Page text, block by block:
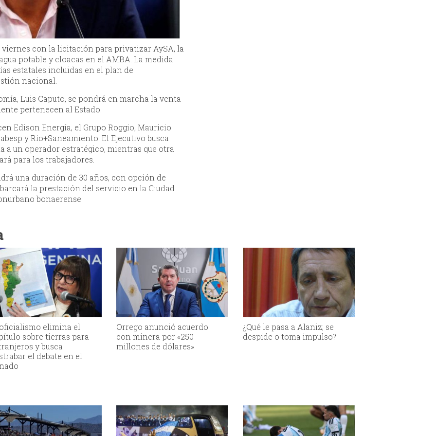
con la licitación para privatizar AySA, la
potable y cloacas en el AMBA. La medida
estatales incluidas en el plan de
nacional.
Luis Caputo, se pondrá en marcha la venta
pertenecen al Estado.
Edison Energía, el Grupo Roggio, Mauricio
y Río+Saneamiento. El Ejecutivo busca
a un operador estratégico, mientras que otra
para los trabajadores.
una duración de 30 años, con opción de
la prestación del servicio en la Ciudad
bonaerense.
elimina el
sobre tierras para
y busca
el debate en el
Orrego anunció acuerdo
con minera por «250
millones de dólares»
¿Qué le pasa a Alaniz; se
despide o toma impulso?